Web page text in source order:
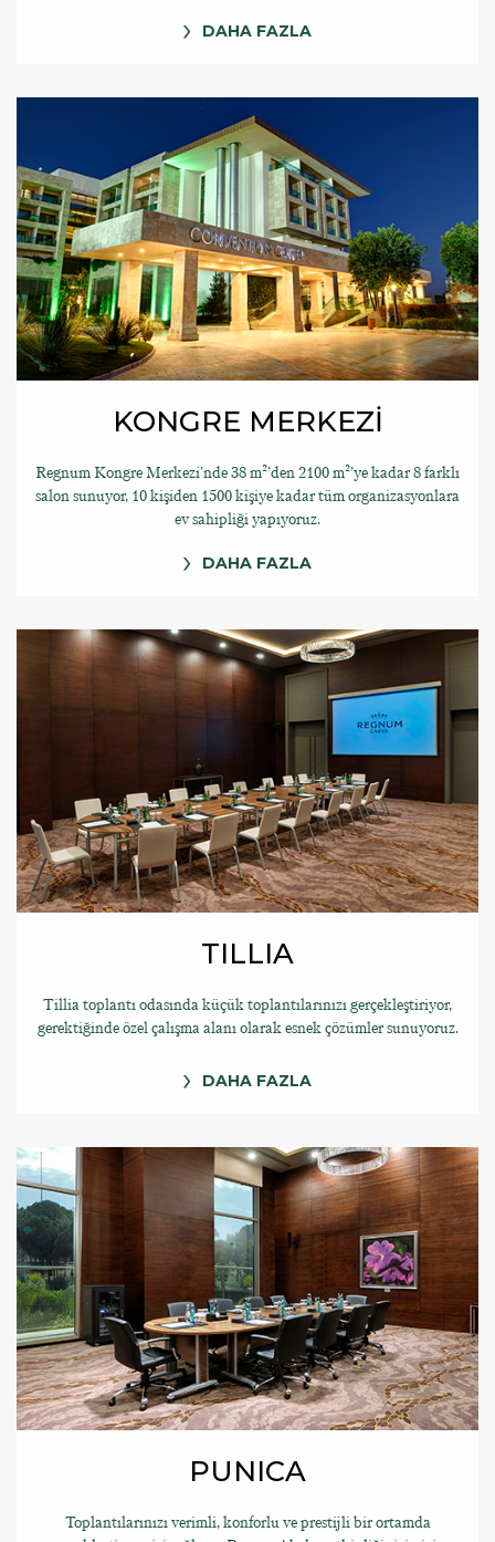
DAHA FAZLA
KONGRE MERKEZİ
Regnum Kongre Merkezi'nde 38 m²’den 2100 m²’ye kadar 8 farklı
salon sunuyor, 10 kişiden 1500 kişiye kadar tüm organizasyonlara
ev sahipliği yapıyoruz.
DAHA FAZLA
TILLIA
Tillia toplantı odasında küçük toplantılarınızı gerçekleştiriyor,
gerektiğinde özel çalışma alanı olarak esnek çözümler sunuyoruz.
DAHA FAZLA
PUNICA
Toplantılarınızı verimli, konforlu ve prestijli bir ortamda